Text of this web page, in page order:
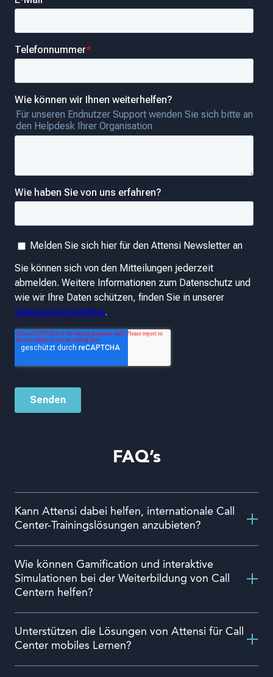
FAQ’s
Kann Attensi dabei helfen, internationale Call
Center-Trainingslösungen anzubieten?
Wie können Gamification und interaktive
Simulationen bei der Weiterbildung von Call
Centern helfen?
Unterstützen die Lösungen von Attensi für Call
Center mobiles Lernen?